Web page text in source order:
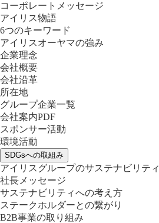
コーポレートメッセージ
アイリス物語
6つのキーワード
アイリスオーヤマの強み
企業理念
会社概要
会社沿革
所在地
グループ企業一覧
会社案内PDF
スポンサー活動
環境活動
SDGsへの取組み
アイリスグループのサステナビリティ
社長メッセージ
サステナビリティへの考え方
ステークホルダーとの繋がり
B2B事業の取り組み